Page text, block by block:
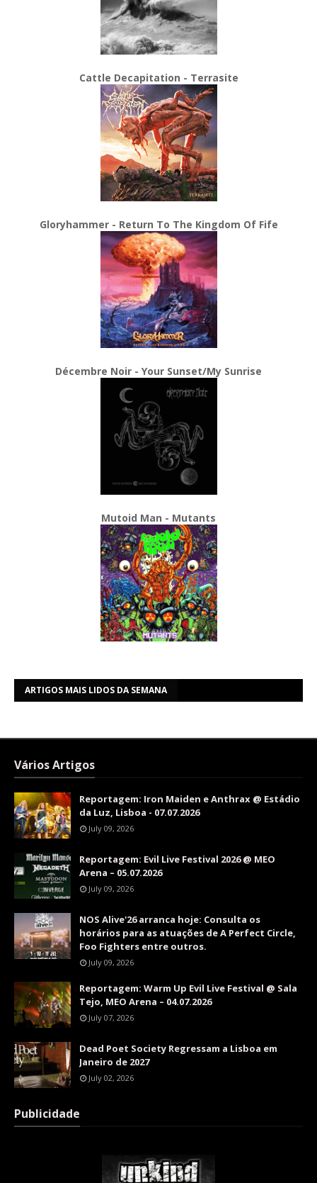
Cattle Decapitation - Terrasite
Gloryhammer - Return To The Kingdom Of Fife
Décembre Noir - Your Sunset/My Sunrise
Mutoid Man - Mutants
ARTIGOS MAIS LIDOS DA SEMANA
Vários Artigos
Reportagem: Iron Maiden e Anthrax @ Estádio
da Luz, Lisboa - 07.07.2026
July 09, 2026
Reportagem: Evil Live Festival 2026 @ MEO
Arena – 05.07.2026
July 09, 2026
NOS Alive'26 arranca hoje: Consulta os
horários para as atuações de A Perfect Circle,
Foo Fighters entre outros.
July 09, 2026
Reportagem: Warm Up Evil Live Festival @ Sala
Tejo, MEO Arena – 04.07.2026
July 07, 2026
Dead Poet Society Regressam a Lisboa em
Janeiro de 2027
July 02, 2026
Publicidade